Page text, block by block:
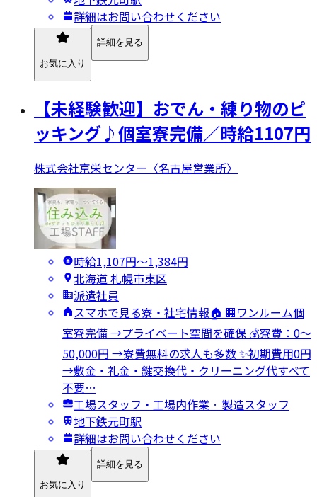
詳細はお問い合わせください
お気に入り
詳細を見る
【未経験歓迎】おでん・練り物のピ
ッキング♪個室寮完備／時給1107円
株式会社京栄センター〈名古屋営業所〉
時給1,107円〜1,384円
北海道 札幌市東区
派遣社員
スマホで見る寮・社宅情報🏠 🏢ワンルーム個
室寮完備 →プライベート空間を確保 💰寮費：0～
50,000円 →寮費無料の求人も多数 ✨初期費用0円
→敷金・礼金・鍵交換代・クリーニング代すべて
不要…
工場スタッフ・工場内作業 · 製造スタッフ
地下鉄元町駅
詳細はお問い合わせください
お気に入り
詳細を見る